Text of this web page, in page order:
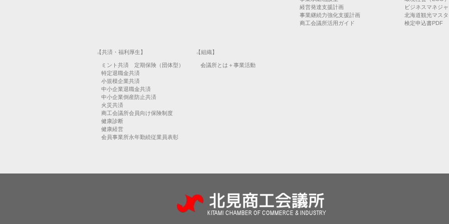
経営発達支援計画
事業継続力強化支援計画
商工会議所活用ガイド
ビジネスマネジ
北海道観光マス
検定申込書PDF
【共済・福利厚生】
ミント共済 定期保険（団体型）
特定退職金共済
小規模企業共済
中小企業退職金共済
中小企業倒産防止共済
火災共済
商工会議所会員向け保険制度
健康診断
健康経営
会員事業所永年勤続従業員表彰
【組織】
会議所とは＋事業活動